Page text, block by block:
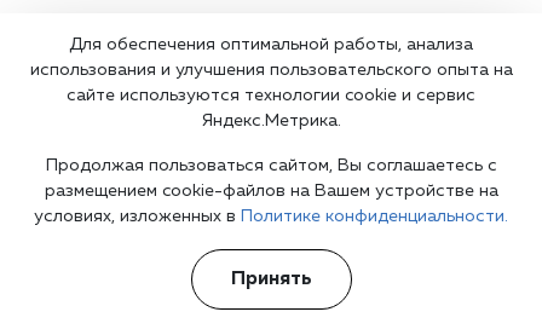
himki@psychiatr.clinic
Подпишитесь на наши рассылки
Для обеспечения оптимальной работы, анализа
использования и улучшения пользовательского опыта на
сайте используются технологии cookie и сервис
Яндекс.Метрика.
Продолжая пользоваться сайтом, Вы соглашаетесь с
размещением cookie-файлов на Вашем устройстве на
условиях, изложенных в
Политике конфиденциальности.
Принять